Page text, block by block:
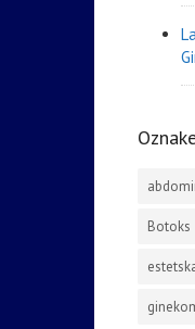
Botoks